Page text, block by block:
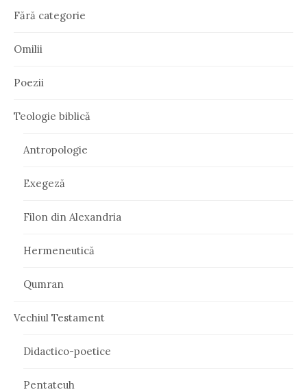
Fără categorie
Omilii
Poezii
Teologie biblică
Antropologie
Exegeză
Filon din Alexandria
Hermeneutică
Qumran
Vechiul Testament
Didactico-poetice
Pentateuh